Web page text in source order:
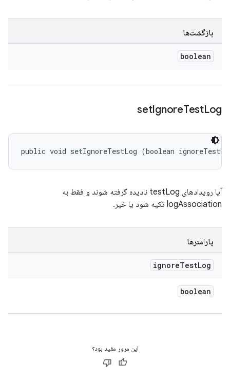
بازگشت‌ها
boolean
setIgnoreTestLog
public void setIgnoreTestLog (boolean
آیا رویدادهای testLog نادیده گرفته شوند و فقط به
logAssociation تکیه شود یا خیر.
پارامترها
ignoreTestLog
boolean
این مرور مفید بود؟